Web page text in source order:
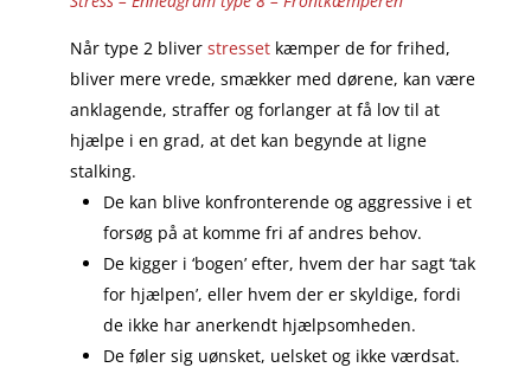
Når type 2 bliver stressetkæmper de for frihed,
bliver mere vrede, smækker med dørene, kan være
anklagende, straffer og forlanger at få lov til at
hjælpe i en grad, at det kan begynde at ligne
stalking.
De kan blive konfronterende og aggressive i et
forsøg på at komme fri af andres behov.
De kigger i ‘bogen’ efter, hvem der har sagt ‘tak
for hjælpen’, eller hvem der er skyldige, fordi
de ikke har anerkendt hjælpsomheden.
De føler sig uønsket, uelsket og ikke værdsat.